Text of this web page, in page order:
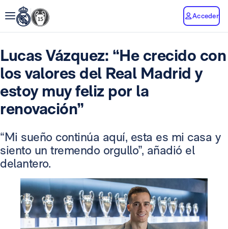
Acceder
Lucas Vázquez: “He crecido con
los valores del Real Madrid y
estoy muy feliz por la
renovación”
“Mi sueño continúa aquí, esta es mi casa y
siento un tremendo orgullo”, añadió el
delantero.